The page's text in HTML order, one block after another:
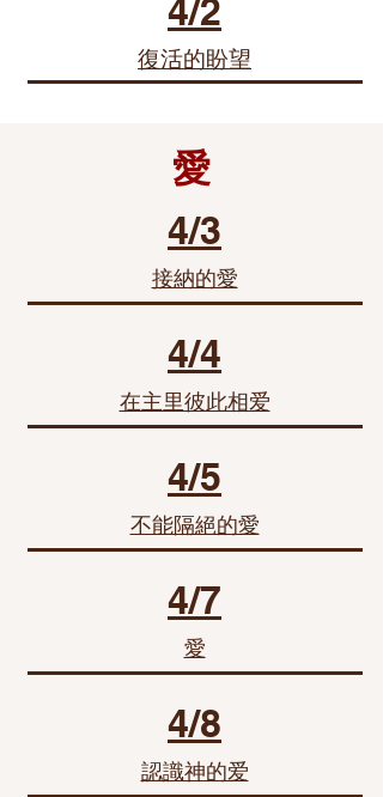
4/2
復活的盼望
愛
4/3
接納的愛
4/4
在主里彼此相爱
4/5
不能隔絕的愛
4/7
愛
4/8
認識神的爱